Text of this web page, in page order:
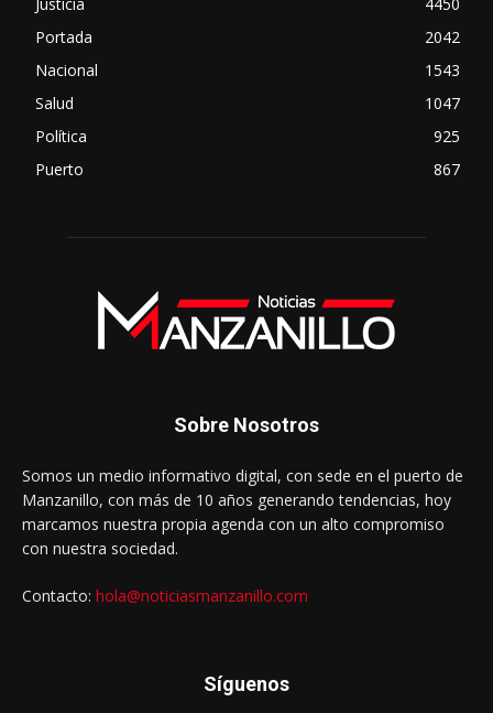
Portada
2042
Nacional
1543
Salud
1047
Política
925
Puerto
867
Sobre Nosotros
Somos un medio informativo digital, con sede en el puerto de
Manzanillo, con más de 10 años generando tendencias, hoy
marcamos nuestra propia agenda con un alto compromiso
con nuestra sociedad.
Contacto: hola@noticiasmanzanillo.com
Síguenos